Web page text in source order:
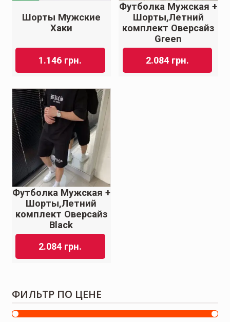
Шорты Мужские
Хаки
1.146 грн.
Футболка Мужская +
Шорты,Летний
комплект Оверсайз
Green
2.084 грн.
Футболка Мужская +
Шорты,Летний
комплект Оверсайз
Black
2.084 грн.
ФИЛЬТР ПО ЦЕНЕ